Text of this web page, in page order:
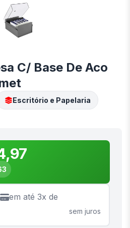
C/ Base De Aco
Escritório e Papelaria
em até 3x de
sem juros